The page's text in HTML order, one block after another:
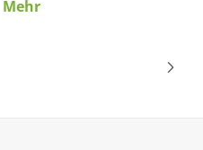
Mehr